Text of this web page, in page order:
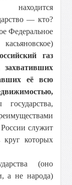
— кто?
Федеральное
газ
её всю
служит
круг которых
(оно
а не народа)